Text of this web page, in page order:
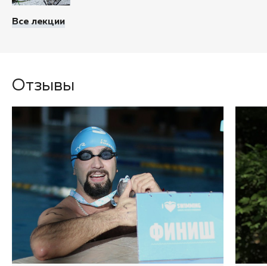
Все лекции
Отзывы